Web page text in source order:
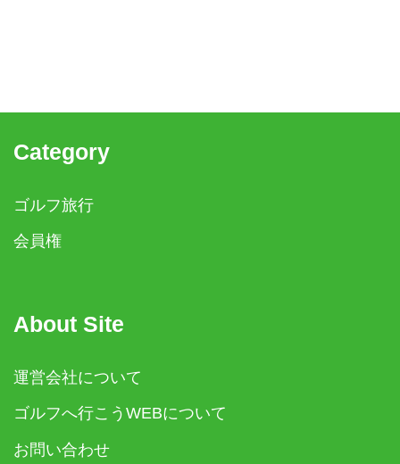
Category
ゴルフ旅行
会員権
About Site
運営会社について
ゴルフへ行こうWEBについて
お問い合わせ